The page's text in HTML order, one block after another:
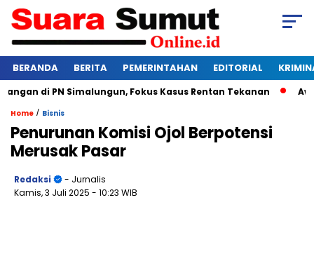
BERANDA BERITA PEMERINTAHAN EDITORIAL
di PN Simalungun, Fokus Kasus Rentan Tekanan Awas
Home / Bisnis
Penurunan Komisi Ojol Berpotensi
Merusak Pasar
Redaksi
- Jurnalis
Kamis, 3 Juli 2025 - 10:23 WIB